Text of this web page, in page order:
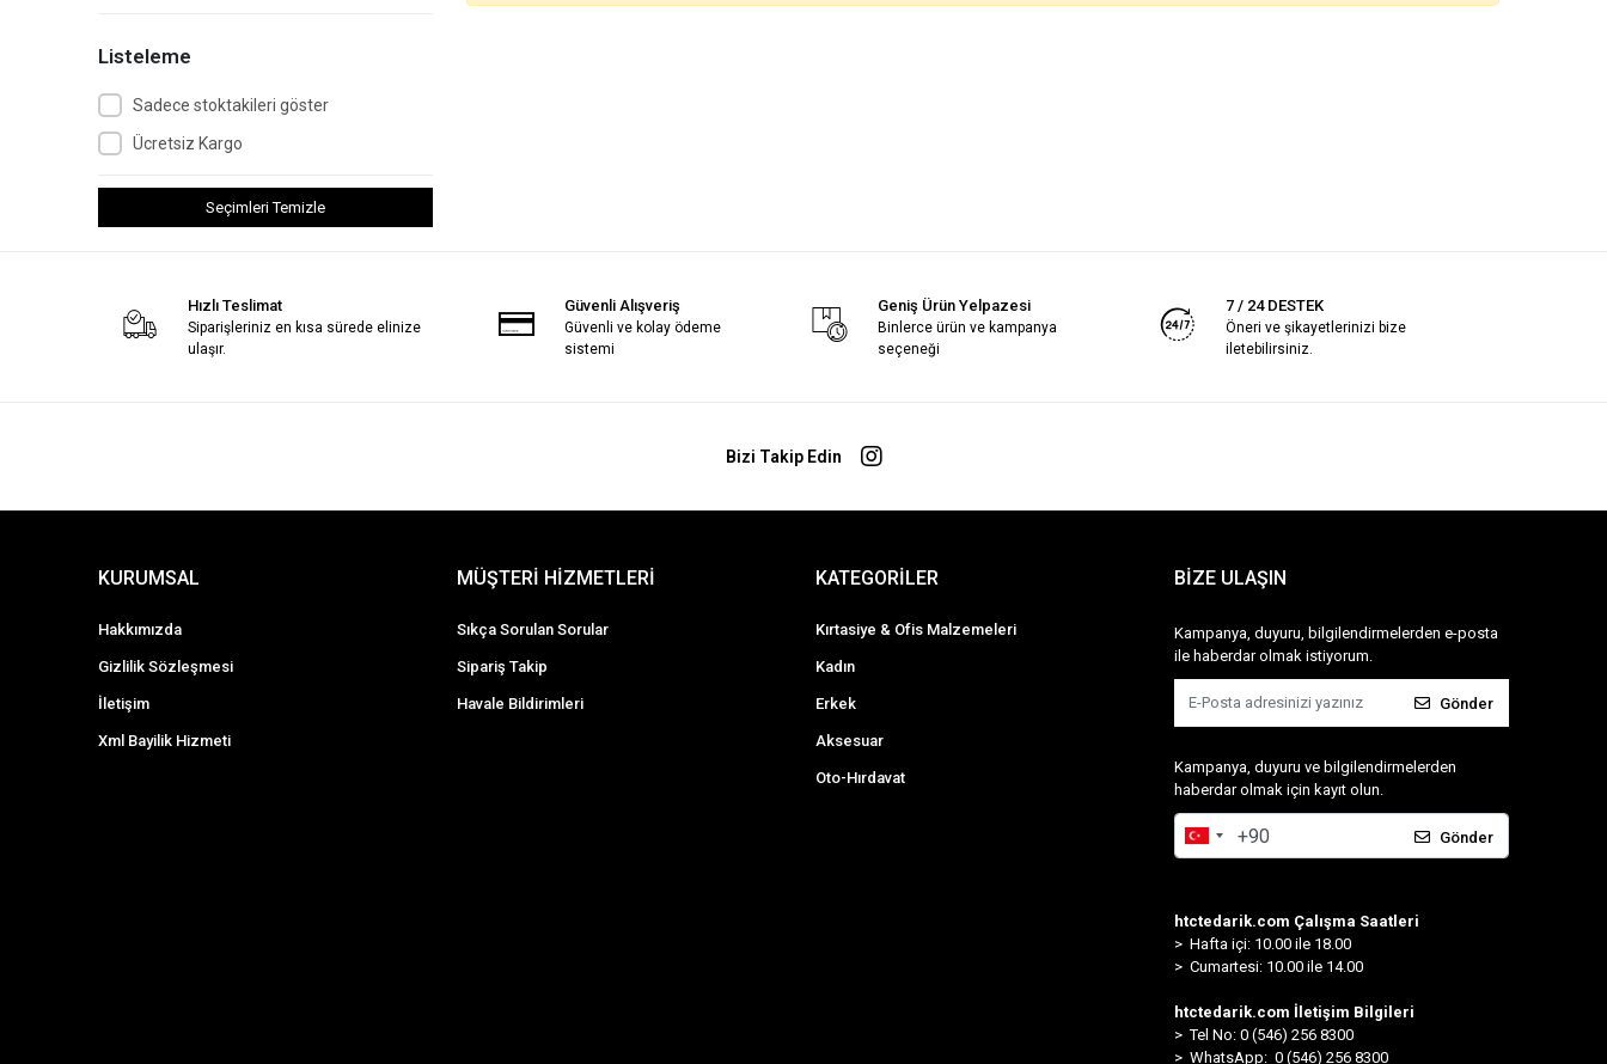
Listeleme
Sadece stoktakileri göster
Ücretsiz Kargo
Seçimleri Temizle
Hızlı Teslimat
Siparişleriniz en kısa sürede elinize
ulaşır.
Güvenli Alışveriş
Güvenli ve kolay ödeme
sistemi
Geniş Ürün Yelpazesi
Binlerce ürün ve kampanya
seçeneği
7 / 24 DESTEK
Öneri ve şikayetlerinizi bize
iletebilirsiniz.
Bizi Takip Edin
KURUMSAL
Hakkımızda
Gizlilik Sözleşmesi
İletişim
Xml Bayilik Hizmeti
MÜŞTERİ HİZMETLERİ
Sıkça Sorulan Sorular
Sipariş Takip
Havale Bildirimleri
KATEGORİLER
Kırtasiye & Ofis Malzemeleri
Kadın
Erkek
Aksesuar
Oto-Hırdavat
BİZE ULAŞIN
Kampanya, duyuru, bilgilendirmelerden e-posta
ile haberdar olmak istiyorum.
Gönder
Kampanya, duyuru ve bilgilendirmelerden
haberdar olmak için kayıt olun.
Gönder
htctedarik.com Çalışma Saatleri
> Hafta içi: 10.00 ile 18.00
> Cumartesi: 10.00 ile 14.00
htctedarik.com İletişim Bilgileri
> Tel No: 0 (546) 256 8300
> WhatsApp: 0 (546) 256 8300